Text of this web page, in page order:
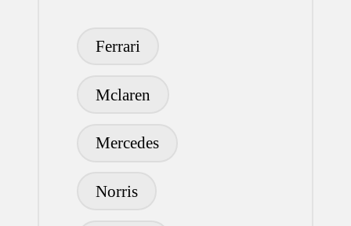
Ferrari
Mclaren
Mercedes
Norris